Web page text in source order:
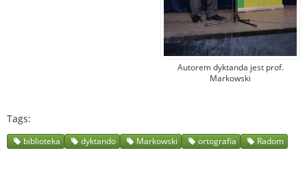
Autorem dyktanda jest prof.
Markowski
Tags
biblioteka dyktando Markowski ortografia Radom